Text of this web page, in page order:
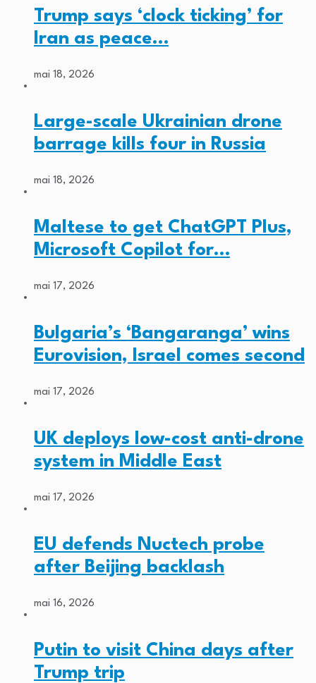
Trump says ‘clock ticking’ for
Iran as peace…
mai 18, 2026
Large-scale Ukrainian drone
barrage kills four in Russia
mai 18, 2026
Maltese to get ChatGPT Plus,
Microsoft Copilot for…
mai 17, 2026
Bulgaria’s ‘Bangaranga’ wins
Eurovision, Israel comes second
mai 17, 2026
UK deploys low-cost anti-drone
system in Middle East
mai 17, 2026
EU defends Nuctech probe
after Beijing backlash
mai 16, 2026
Putin to visit China days after
Trump trip